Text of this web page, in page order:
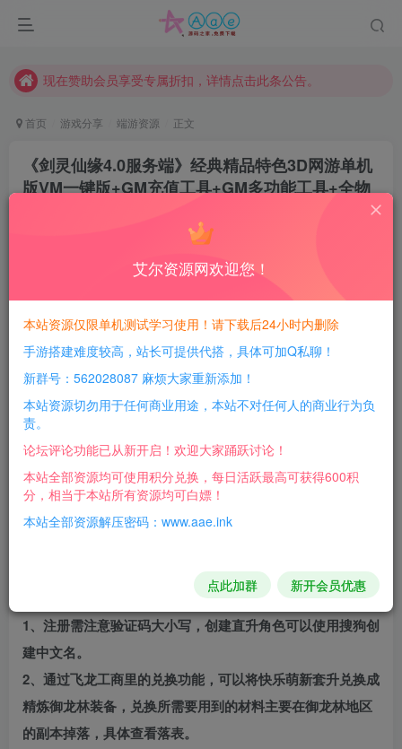
本站资源大多存储在云盘，如发现链接失效，请联系我们我们会第一时间更新。
现在赞助会员享受专属折扣，详情点击此条公告。
首页 游戏分享 端游资源 正文
《剑灵仙缘4.0服务端》经典精品特色3D网游单机
版VM一键版+GM充值工具+GM多功能工具+全物
每日活跃最高可获得600积分！所有资源可以使用
积分免费兑换！
游戏介绍：
商业版本可开服，全区域60级化服,
本服的装备升级路线如下：
快乐萌新套→精炼御龙林套→大漠流沙套→炎魔套→卓越炎
魔套→恶女套→卓越恶女套→黑龙套→卓越黑龙套→仙缘套
1、注册需注意验证码大小写，创建直升角色可以使用搜狗创
建中文名。
2、通过飞龙工商里的兑换功能，可以将快乐萌新套升兑换成
精炼御龙林装备，兑换所需要用到的材料主要在御龙林地区
的副本掉落，具体查看落表。
艾尔资源网欢迎您！
本站资源仅限单机测试学习使用！请下载后24小时内删除
手游搭建难度较高，站长可提供代搭，具体可加Q私聊！
新群号：562028087 麻烦大家重新添加！
本站资源切勿用于任何商业用途，本站不对任何人的商业行为负
责。
论坛评论功能已从新开启！欢迎大家踊跃讨论！
本站全部资源均可使用积分兑换，每日活跃最高可获得600积
分，相当于本站所有资源均可白嫖！
本站全部资源解压密码：www.aae.ink
点此加群 新开会员优惠